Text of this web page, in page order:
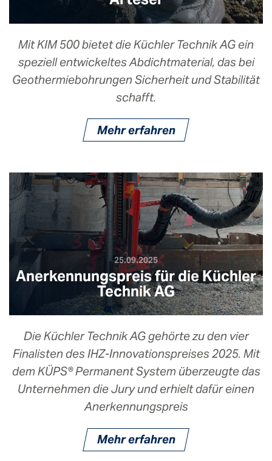
Mit KIM 500 bietet die Küchler Technik AG ein
speziell entwickeltes Abdichtmaterial, das bei
Geothermiebohrungen Sicherheit und Stabilität
schafft.
Mehr erfahren
25.09.2025
Anerkennungspreis für die Küchler
Technik AG
Die Küchler Technik AG gehörte zu den vier
Finalisten des IHZ-Innovationspreises 2025. Mit
dem KÜPS® Permanent System überzeugte das
Unternehmen die Jury und erhielt dafür einen
Anerkennungspreis
Mehr erfahren